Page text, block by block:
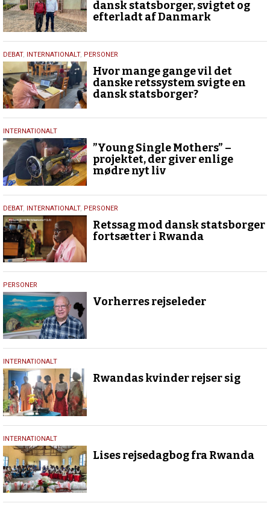
2024
dansk statsborger, svigtet og
efterladt af Danmark
21.
februar
2024
DEBAT, INTERNATIONALT, PERSONER
Hvor mange gange vil det
danske retssystem svigte en
dansk statsborger?
2.
december
2023
INTERNATIONALT
”Young Single Mothers” –
projektet, der giver enlige
mødre nyt liv
10.
juni
2023
DEBAT, INTERNATIONALT, PERSONER
Retssag mod dansk statsborger
fortsætter i Rwanda
6.
maj
2023
PERSONER
Vorherres rejseleder
18.
marts
2023
INTERNATIONALT
Rwandas kvinder rejser sig
5.
marts
2023
INTERNATIONALT
Lises rejsedagbog fra Rwanda